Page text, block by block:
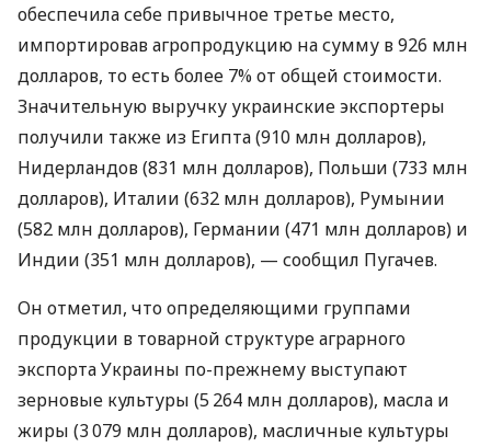
обеспечила себе привычное третье место,
импортировав агропродукцию на сумму в 926 млн
долларов, то есть более 7% от общей стоимости.
Значительную выручку украинские экспортеры
получили также из Египта (910 млн долларов),
Нидерландов (831 млн долларов), Польши (733 млн
долларов), Италии (632 млн долларов), Румынии
(582 млн долларов), Германии (471 млн долларов) и
Индии (351 млн долларов), — сообщил Пугачев.
Он отметил, что определяющими группами
продукции в товарной структуре аграрного
экспорта Украины по-прежнему выступают
зерновые культуры (5 264 млн долларов), масла и
жиры (3 079 млн долларов), масличные культуры